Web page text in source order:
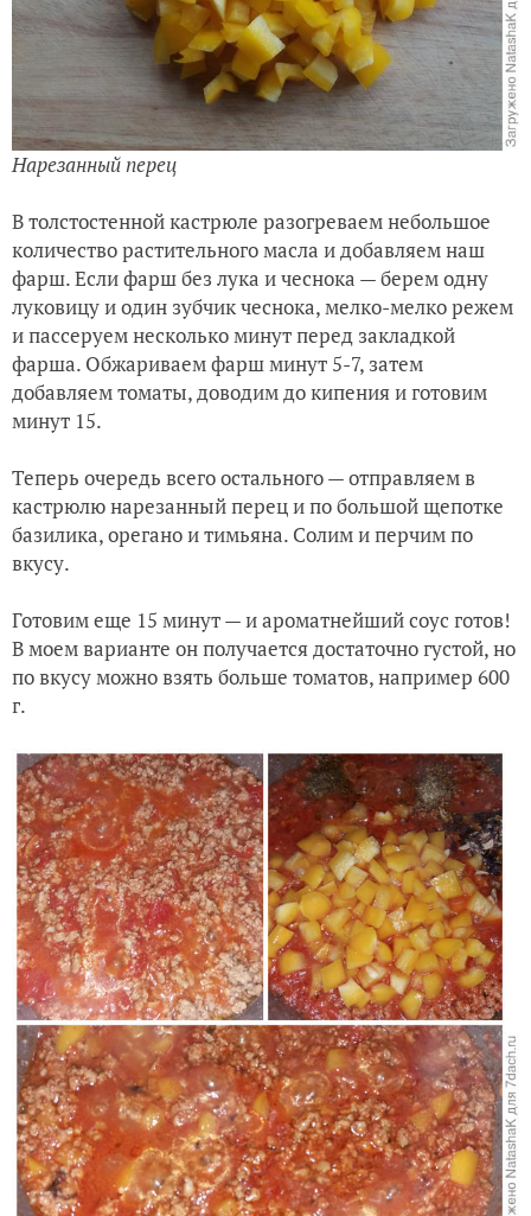
Нарезанный перец
В толстостенной кастрюле разогреваем небольшое
количество растительного масла и добавляем наш
фарш. Если фарш без лука и чеснока — берем одну
луковицу и один зубчик чеснока, мелко-мелко режем
и пассеруем несколько минут перед закладкой
фарша. Обжариваем фарш минут 5-7, затем
добавляем томаты, доводим до кипения и готовим
минут 15.
Теперь очередь всего остального — отправляем в
кастрюлю нарезанный перец и по большой щепотке
базилика, орегано и тимьяна. Солим и перчим по
вкусу.
Готовим еще 15 минут — и ароматнейший соус готов!
В моем варианте он получается достаточно густой, но
по вкусу можно взять больше томатов, например 600
г.